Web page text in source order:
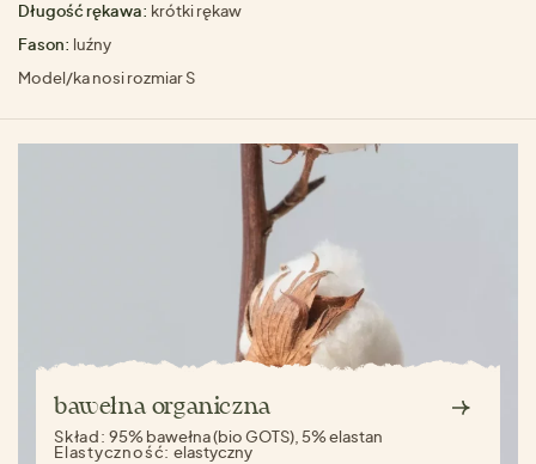
Długość rękawa: krótki rękaw
Fason: luźny
Model/ka nosi rozmiar S
bawełna organiczna
Skład:95% bawełna (bio GOTS), 5% elastan
Elastyczność: elastyczny